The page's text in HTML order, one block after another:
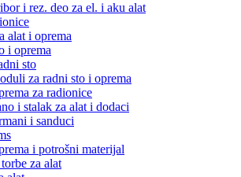
i rez. deo za el. i aku alat
alat i oprema
i oprema
sto
za radni sto i oprema
za radionice
i stalak za alat i dodaci
i sanduci
i potrošni materijal
za alat